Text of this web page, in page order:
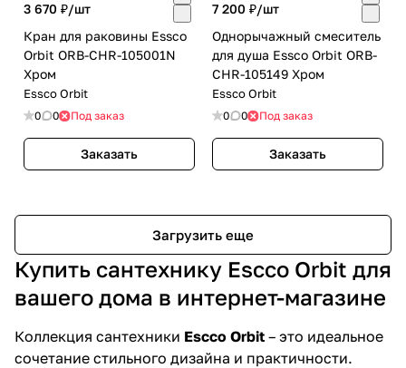
3 670 ₽/шт
Кран для раковины Essco
Orbit ORB-CHR-105001N
Хром
Essco Orbit
0 0 Под заказ
Заказать
7 200 ₽/шт
Однорычажный смеситель
для душа Essco Orbit ORB-
CHR-105149 Хром
Essco Orbit
0 0 Под заказ
Заказать
Загрузить еще
Купить сантехнику Escco Orbit для
вашего дома в интернет-магазине
Коллекция сантехники Escco Orbit – это идеальное
сочетание стильного дизайна и практичности.